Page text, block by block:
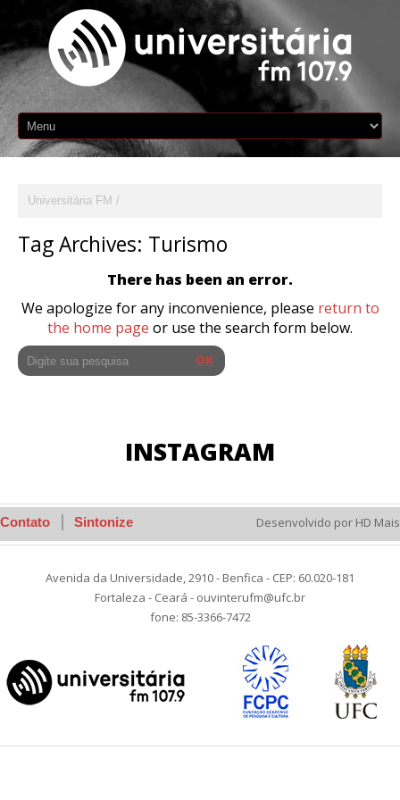
Universitária FM
Tag Archives: Turismo
There has been an error.
We apologize for any inconvenience, please return to
the home page or use the search form below.
INSTAGRAM
Contato Sintonize Desenvolvido por HD Mais
Avenida da Universidade, 2910 - Benfica - CEP: 60.020-181
Fortaleza - Ceará - ouvinterufm@ufc.br
fone: 85-3366-7472